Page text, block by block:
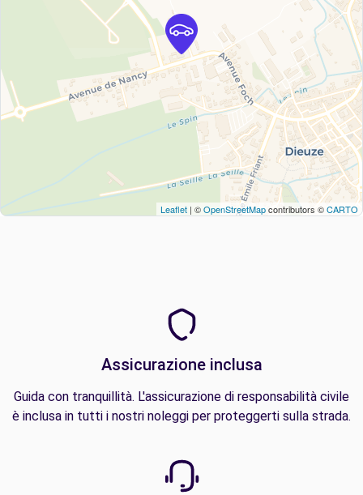
Leaflet | ©OpenStreetMapcontributors ©CARTO
Assicurazione inclusa
Guida con tranquillità. L'assicurazione di responsabilità civile
è inclusa in tutti i nostri noleggi per proteggerti sulla strada.